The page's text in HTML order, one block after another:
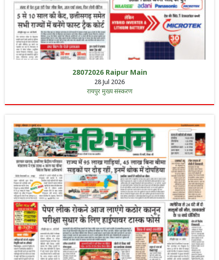
28072026 Raipur Main
28 Jul 2026
रायपुर मुख्य संस्करण